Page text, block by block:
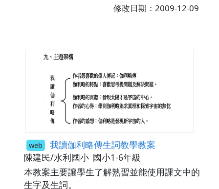
修改日期：2009-12-09
web 我讀伽利略傳生詞教學教案
陳建民/水利國小 國小1-6年級
本教案主要讓學生了解熟習並能使用課文中的
生字及生詞。